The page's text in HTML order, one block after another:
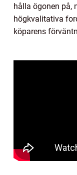
hålla ögonen på,
högkvalitativa
köparens